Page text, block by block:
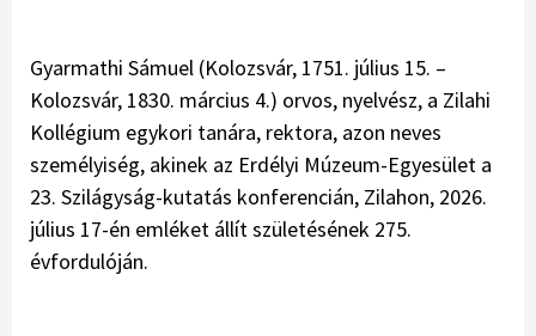
Gyarmathi Sámuel (Kolozsvár, 1751. július 15. –
Kolozsvár, 1830. március 4.) orvos, nyelvész, a Zilahi
Kollégium egykori tanára, rektora, azon neves
személyiség, akinek az Erdélyi Múzeum-Egyesület a
23. Szilágyság-kutatás konferencián, Zilahon, 2026.
július 17-én emléket állít születésének 275.
évfordulóján.